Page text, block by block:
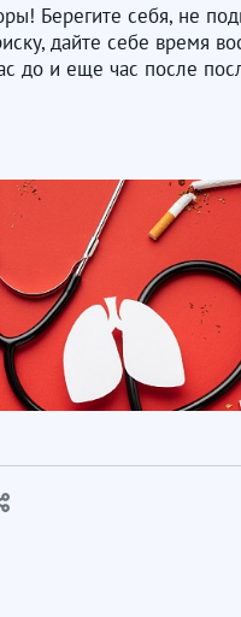
Берегите себя, не
дайте себе время
до и еще час после